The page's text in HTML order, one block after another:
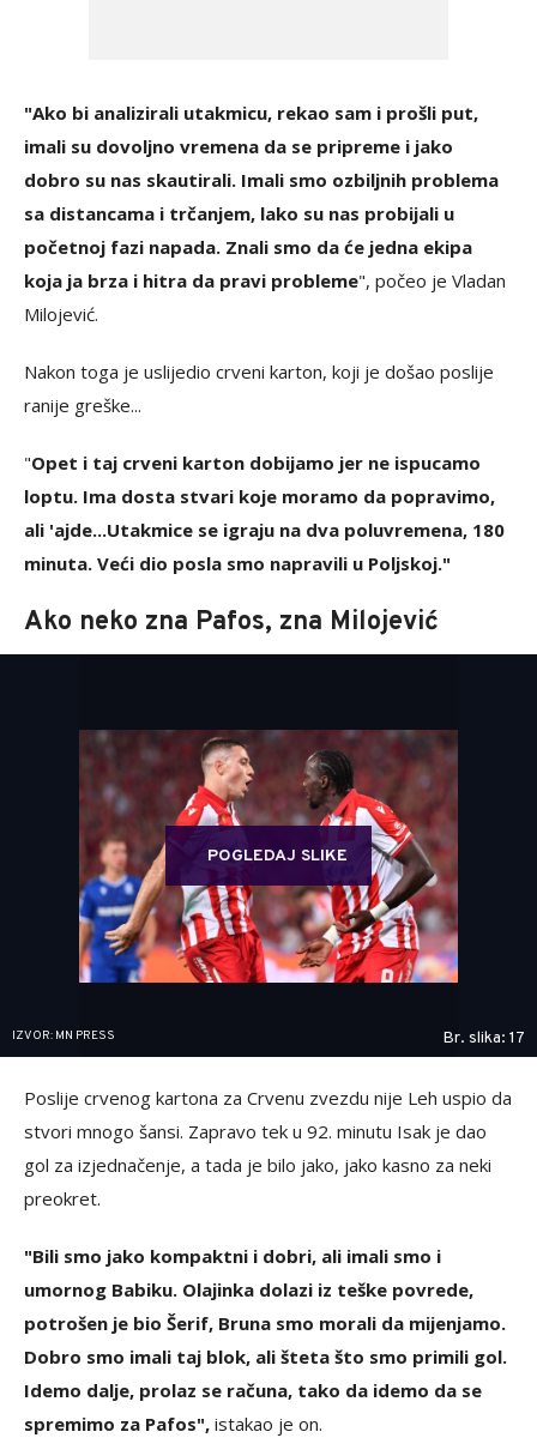
"Ako bi analizirali utakmicu, rekao sam i prošli put,
imali su dovoljno vremena da se pripreme i jako
dobro su nas skautirali. Imali smo ozbiljnih problema
sa distancama i trčanjem, lako su nas probijali u
početnoj fazi napada. Znali smo da će jedna ekipa
koja ja brza i hitra da pravi probleme", počeo je Vladan
Milojević.
Nakon toga je uslijedio crveni karton, koji je došao poslije
ranije greške...
"Opet i taj crveni karton dobijamo jer ne ispucamo
loptu. Ima dosta stvari koje moramo da popravimo,
ali 'ajde...Utakmice se igraju na dva poluvremena, 180
minuta. Veći dio posla smo napravili u Poljskoj."
Ako neko zna Pafos, zna Milojević
POGLEDAJ SLIKE
IZVOR: MN PRESS Br. slika: 17
Poslije crvenog kartona za Crvenu zvezdu nije Leh uspio da
stvori mnogo šansi. Zapravo tek u 92. minutu Isak je dao
gol za izjednačenje, a tada je bilo jako, jako kasno za neki
preokret.
"Bili smo jako kompaktni i dobri, ali imali smo i
umornog Babiku. Olajinka dolazi iz teške povrede,
potrošen je bio Šerif, Bruna smo morali da mijenjamo.
Dobro smo imali taj blok, ali šteta što smo primili gol.
Idemo dalje, prolaz se računa, tako da idemo da se
spremimo za Pafos", istakao je on.